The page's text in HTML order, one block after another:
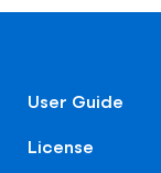
User Guide
License